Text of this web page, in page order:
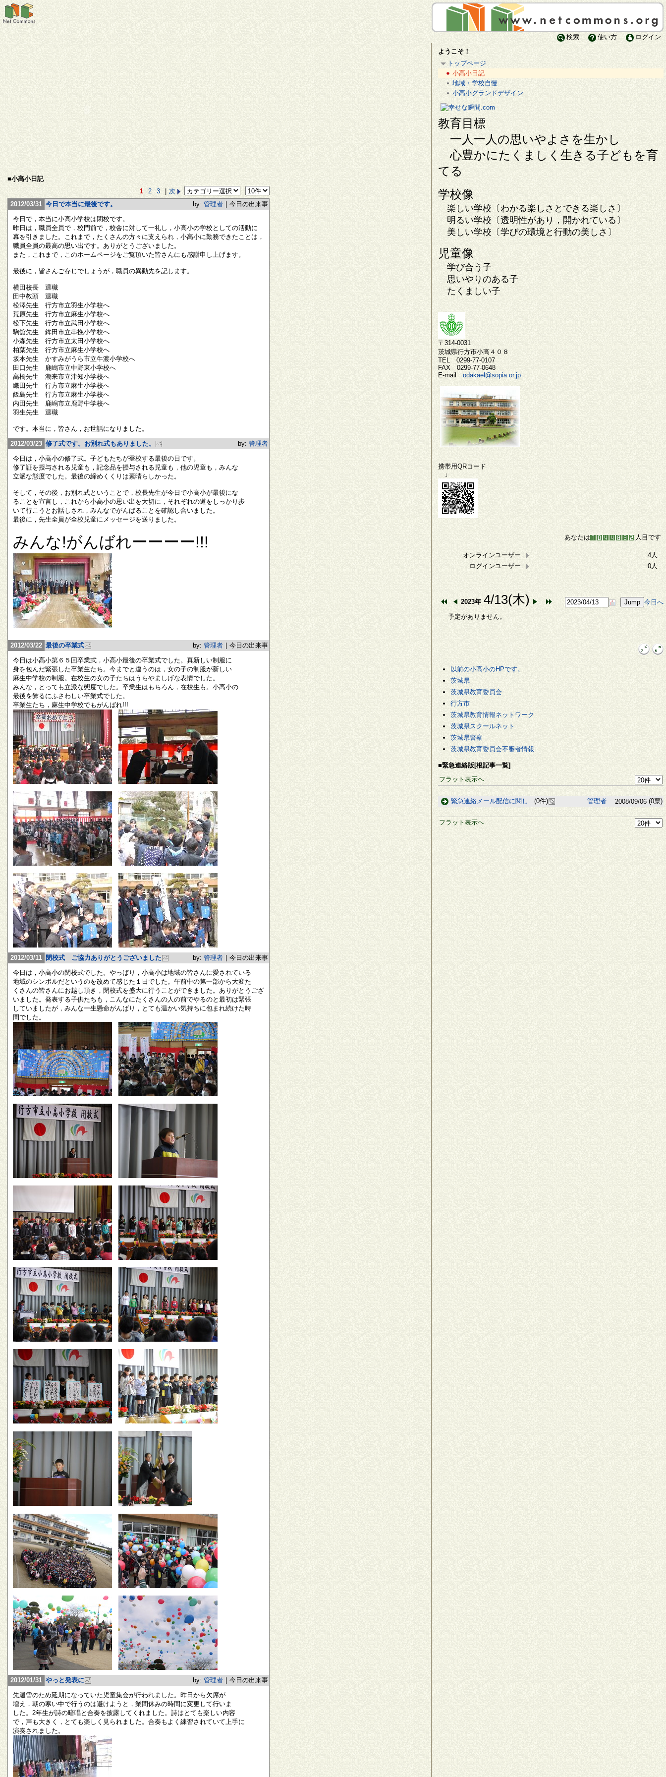
検索 使い方 ログイン
■小高小日記
1
2 3
次
2012/03/31 今日で本当に最後です。 by: 管理者
今日の出来事
今日で，本当に小高小学校は閉校です。
昨日は，職員全員で，校門前で，校舎に対して一礼し，小高小の学校としての活動に
幕を引きました。これまで，たくさんの方々に支えられ，小高小に勤務できたことは，
職員全員の最高の思い出です。ありがとうございました。
また，これまで，このホームページをご覧頂いた皆さんにも感謝申し上げます。
最後に，皆さんご存じでしょうが，職員の異動先を記します。
横田校長 退職
田中教頭 退職
松澤先生 行方市立羽生小学校へ
荒原先生 行方市立麻生小学校へ
松下先生 行方市立武田小学校へ
駒舘先生 鉾田市立串挽小学校へ
小森先生 行方市立太田小学校へ
柏葉先生 行方市立麻生小学校へ
坂本先生 かすみがうら市立牛渡小学校へ
田口先生 鹿嶋市立中野東小学校へ
高橋先生 潮来市立津知小学校へ
織田先生 行方市立麻生小学校へ
飯島先生 行方市立麻生小学校へ
内田先生 鹿嶋市立鹿野中学校へ
羽生先生 退職
です。本当に，皆さん，お世話になりました。
2012/03/23 修了式です。お別れ式もありました。 by: 管理者
今日は，小高小の修了式。子どもたちが登校する最後の日です。
修了証を授与される児童も，記念品を授与される児童も，他の児童も，みんな
立派な態度でした。最後の締めくくりは素晴らしかった。
そして，その後，お別れ式ということで，校長先生が今日で小高小が最後にな
ることを宣言し，これから小高小の思い出を大切に，それぞれの道をしっかり歩
いて行こうとお話しされ，みんなでがんばることを確認し合いました。
最後に，先生全員が全校児童にメッセージを送りました。
みんな!がんばれーーーー!!!
2012/03/22 最後の卒業式 by: 管理者
今日の出来事
今日は小高小第６５回卒業式，小高小最後の卒業式でした。真新しい制服に
身を包んだ緊張した卒業生たち。今までと違うのは，女の子の制服が新しい
麻生中学校の制服。在校生の女の子たちはうらやましげな表情でした。
みんな，とっても立派な態度でした。卒業生はもちろん，在校生も。小高小の
最後を飾るにふさわしい卒業式でした。
卒業生たち，麻生中学校でもがんばれ!!!
2012/03/11 閉校式 ご協力ありがとうございました by: 管理者
今日の出来事
今日は，小高小の閉校式でした。やっぱり，小高小は地域の皆さんに愛されている
地域のシンボルだというのを改めて感じた１日でした。午前中の第一部から大変た
くさんの皆さんにお越し頂き，閉校式を盛大に行うことができました。ありがとうござ
いました。発表する子供たちも，こんなにたくさんの人の前でやるのと最初は緊張
していましたが，みんな一生懸命がんばり，とても温かい気持ちに包まれ続けた時
間でした。
2012/01/31 やっと発表に by: 管理者
今日の出来事
先週雪のため延期になっていた児童集会が行われました。昨日から欠席が
増え，朝の寒い中で行うのは避けようと，業間休みの時間に変更して行いま
した。2年生が詩の暗唱と合奏を披露してくれました。詩はとても楽しい内容
で，声も大きく，とても楽しく見られました。合奏もよく練習されていて上手に
演奏されました。
ようこそ！
トップページ
小高小日記
地域・学校自慢
小高小グランドデザイン
教育目標
一人一人の思いやよさを生かし
心豊かにたくましく生きる子どもを育
てる
学校像
楽しい学校〔わかる楽しさとできる楽しさ〕
明るい学校〔透明性があり，開かれている〕
美しい学校〔学びの環境と行動の美しさ〕
児童像
学び合う子
思いやりのある子
たくましい子
〒314-0031
茨城県行方市小高４０８
TEL 0299-77-0107
FAX 0299-77-0648
E-mail odakael@sopia.or.jp
携帯用QRコード
↓
あなたは 人目です
オンラインユーザー
4人
ログインユーザー
0人
2023年 4/13(木)
今日へ
予定がありません。
以前の小高小のHPです。
茨城県
茨城県教育委員会
行方市
茨城県教育情報ネットワーク
茨城県スクールネット
茨城県警察
茨城県教育委員会不審者情報
■緊急連絡版[根記事一覧]
フラット表示へ
緊急連絡メール配信に関し...(0件) 管理者 2008/09/06 (0票)
フラット表示へ